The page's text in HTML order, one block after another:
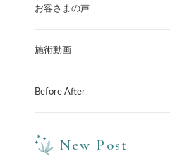
お客さまの声
施術動画
Before After
New Post